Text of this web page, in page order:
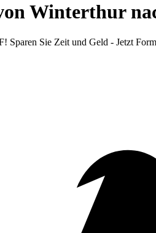
Winterthur
Sie Zeit und Geld - Jetzt